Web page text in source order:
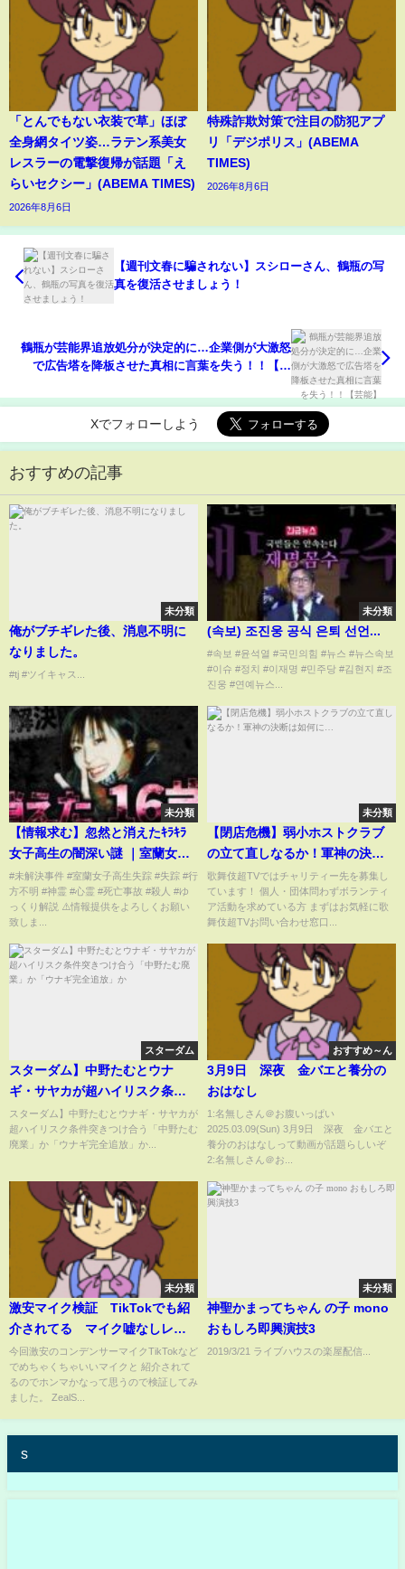
「とんでもない衣装で草」ほぼ
全身網タイツ姿…ラテン系美女
レスラーの電撃復帰が話題「え
らいセクシー」(ABEMA TIMES)
2026年8月6日
特殊詐欺対策で注目の防犯アプ
リ「デジポリス」(ABEMA
TIMES)
2026年8月6日
【週刊文春に騙されない】スシローさん、鶴瓶の写
真を復活させましょう！
鶴瓶が芸能界追放処分が決定的に…企業側が大激怒
で広告塔を降板させた真相に言葉を失う！！【芸
Xでフォローしよう
おすすめの記事
未分類
俺がブチギレた後、消息不明に
なりました。
#tj #ツイキャス...
未分類
(속보) 조진웅 공식 은퇴 선언...
#속보 #윤석열 #국민의힘 #뉴스 #뉴스속보
#이슈 #정치 #이재명 #민주당 #김현지 #조
진웅 #연예뉴스...
未分類
【情報求む】忽然と消えたｷﾗｷﾗ
女子高生の闇深い謎 ｜室蘭女子
高生失踪事件
#未解決事件 #室蘭女子高生失踪 #失踪 #行
方不明 #神霊 #心霊 #死亡事故 #殺人 #ゆ
っくり解説 ⚠️情報提供をよろしくお願い
致しま...
未分類
【閉店危機】弱小ホストクラブ
の立て直しなるか！軍神の決断
は如何に…
歌舞伎超TVではチャリティー先を募集し
ています！ 個人・団体問わずボランティ
ア活動を求めている方 まずはお気軽に歌
舞伎超TVお問い合わせ窓口...
スターダム
スターダム】中野たむとウナ
ギ・サヤカが超ハイリスク条件
突きつけ合う「中野たむ廃業」
か「ウナギ完全追放」か
スターダム】中野たむとウナギ・サヤカが
超ハイリスク条件突きつけ合う「中野たむ
廃業」か「ウナギ完全追放」か...
おすすめ～ん
3月9日 深夜 金バエと養分の
おはなし
1:名無しさん＠お腹いっぱい
2025.03.09(Sun) 3月9日 深夜 金バエと
養分のおはなしって動画が話題らしいぞ
2:名無しさん＠お...
未分類
激安マイク検証 TikTokでも紹
介されてる マイク嘘なしレビ
ュー
今回激安のコンデンサーマイクTikTokなど
でめちゃくちゃいいマイクと 紹介されて
るのでホンマかなって思うので検証してみ
ました。 ZealS...
未分類
神聖かまってちゃん の子 mono
おもしろ即興演技3
2019/3/21 ライブハウスの楽屋配信...
s